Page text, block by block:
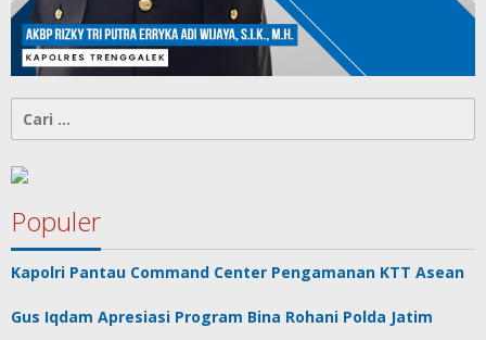
untuk:
Populer
Kapolri Pantau Command Center Pengamanan KTT Asean
Gus Iqdam Apresiasi Program Bina Rohani Polda Jatim